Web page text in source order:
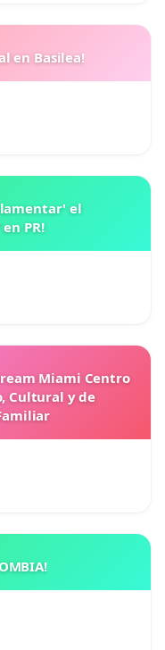
en Basilea!
el
PR!
Miami Centro
Cultural y de